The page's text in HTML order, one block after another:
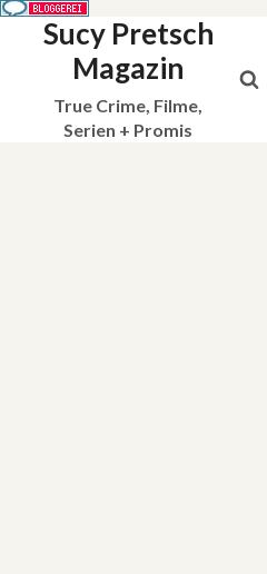
Sucy Pretsch
Magazin
True Crime, Filme,
Serien + Promis